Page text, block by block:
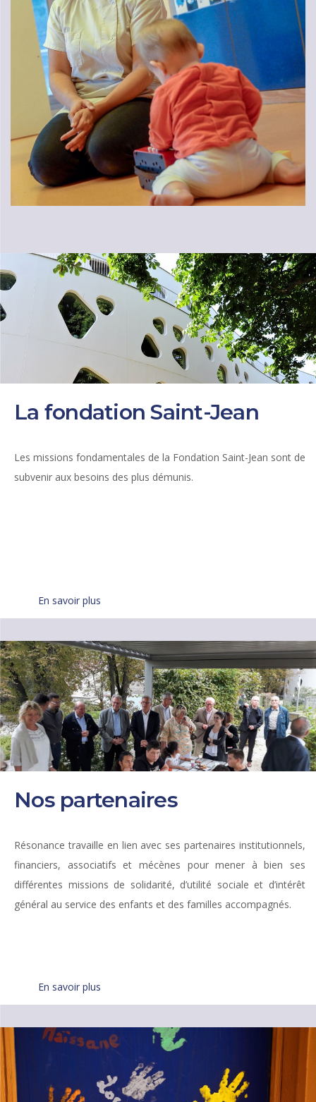
La fondation Saint-Jean
Les missions fondamentales de la Fondation Saint-Jean sont de
subvenir aux besoins des plus démunis.
En savoir plus
Nos partenaires
Résonance travaille en lien avec ses partenaires institutionnels,
financiers, associatifs et mécènes pour mener à bien ses
différentes missions de solidarité, d’utilité sociale et d’intérêt
général au service des enfants et des familles accompagnés.
En savoir plus